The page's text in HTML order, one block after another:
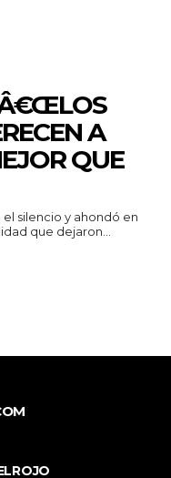
Â€ŒLOS
A
QUE
silencio y ahondó en
que dejaron...